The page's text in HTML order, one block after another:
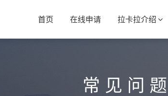
首页 在线申请 拉卡拉介绍
常见问题